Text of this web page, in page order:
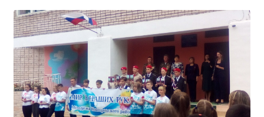
Региональная инновационная площадка
СВЕДЕНИЯ ОБ ОБРАЗОВАТЕЛЬНОЙ ОРГАНИЗАЦИИ
Основные сведения
Структура и органы управления образовательной
организацией
Документы